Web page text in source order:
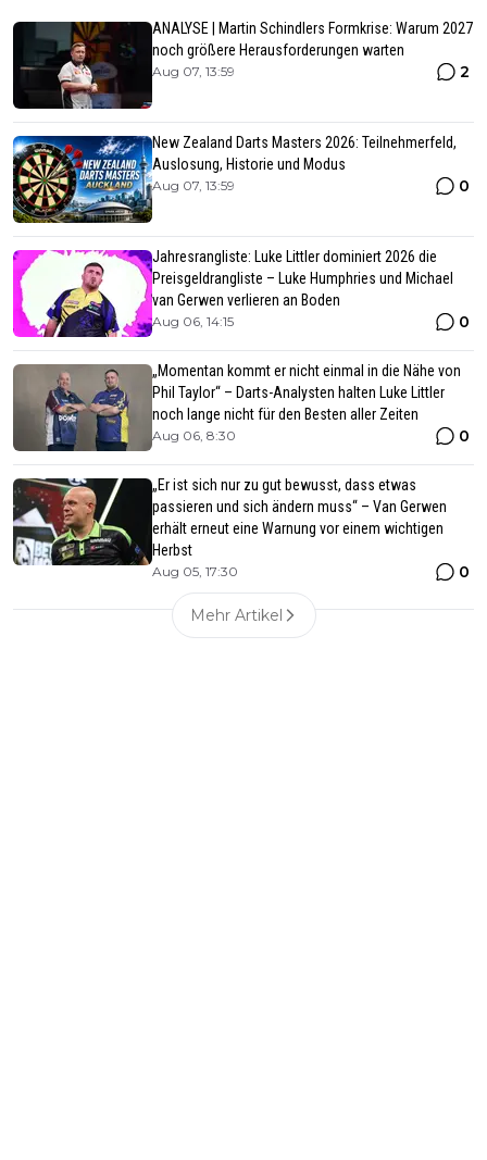
ANALYSE | Martin Schindlers Formkrise: Warum 2027
noch größere Herausforderungen warten
Aug 07, 13:59 2
New Zealand Darts Masters 2026: Teilnehmerfeld,
Auslosung, Historie und Modus
Aug 07, 13:59 0
Jahresrangliste: Luke Littler dominiert 2026 die
Preisgeldrangliste – Luke Humphries und Michael
van Gerwen verlieren an Boden
Aug 06, 14:15 0
„Momentan kommt er nicht einmal in die Nähe von
Phil Taylor“ – Darts-Analysten halten Luke Littler
noch lange nicht für den Besten aller Zeiten
Aug 06, 8:30 0
„Er ist sich nur zu gut bewusst, dass etwas
passieren und sich ändern muss“ – Van Gerwen
erhält erneut eine Warnung vor einem wichtigen
Herbst
Aug 05, 17:30 0
Mehr Artikel